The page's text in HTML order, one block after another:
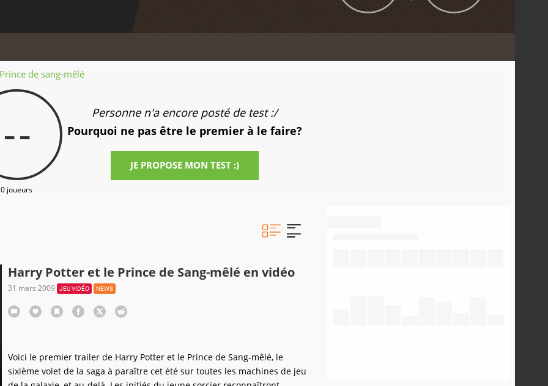
de sang-mêlé
--
0 joueurs
Personne n'a encore posté de test :/
Pourquoi ne pas être le premier à le faire?
JE PROPOSE MON TEST :)
Harry Potter et le Prince de Sang-mêlé en vidéo
31 mars 2009 JEU VIDÉO NEWS
Voici le premier trailer de Harry Potter et le Prince de Sang-mêlé, le
sixième volet de la saga à paraître cet été sur toutes les machines de jeu